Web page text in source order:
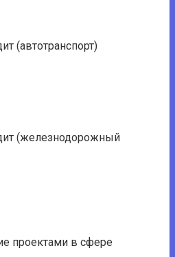
(автотранспорт)
(железнодорожный
проектами в сфере